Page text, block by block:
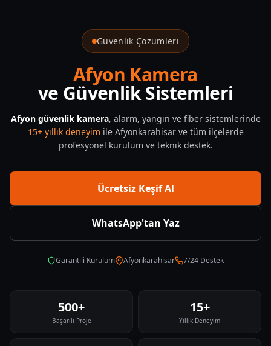
Güvenlik Çözümleri
Afyon Kamera
ve Güvenlik Sistemleri
Afyon güvenlik kamera, alarm, yangın ve fiber sistemlerinde
15+ yıllık deneyim ile Afyonkarahisar ve tüm ilçelerde
profesyonel kurulum ve teknik destek.
Ücretsiz Keşif Al
WhatsApp'tan Yaz
Garantili Kurulum Afyonkarahisar 7/24 Destek
500+
Başarılı Proje
15+
Yıllık Deneyim